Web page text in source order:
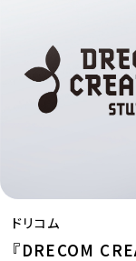
ドリコム
『DRECOM